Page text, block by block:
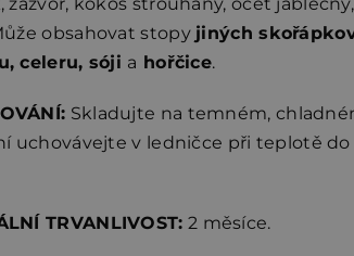
obsahovat stopy jiných
celeru, sóji a hořčice.
Skladujte na temném,
uchovávejte v ledničce při teplotě do
TRVANLIVOST: 2 měsíce.